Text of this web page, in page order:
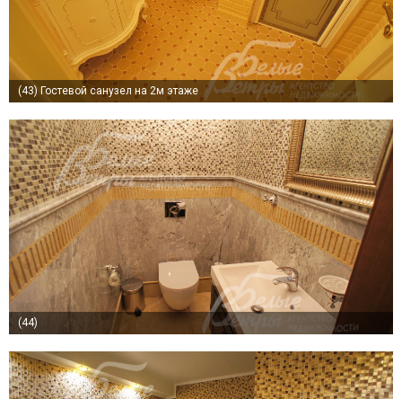
(43) Гостевой санузел на 2м этаже
(44)